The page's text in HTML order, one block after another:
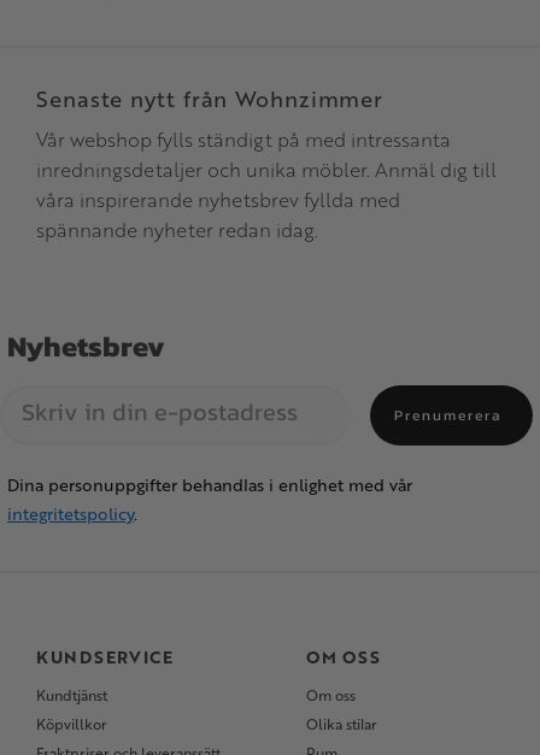
Senaste nytt från Wohnzimmer
Vår webshop fylls ständigt på med intressanta
inredningsdetaljer och unika möbler. Anmäl dig till
våra inspirerande nyhetsbrev fyllda med
spännande nyheter redan idag.
Nyhetsbrev
Prenumerera
Dina personuppgifter behandlas i enlighet med vår
integritetspolicy.
KUNDSERVICE
Kundtjänst
Köpvillkor
OM OSS
Om oss
Olika stilar